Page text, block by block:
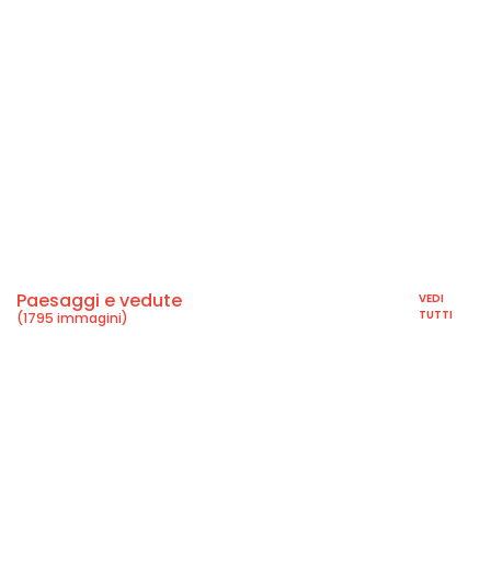
Paesaggi e vedute
(1795 immagini)
VEDI
TUTTI